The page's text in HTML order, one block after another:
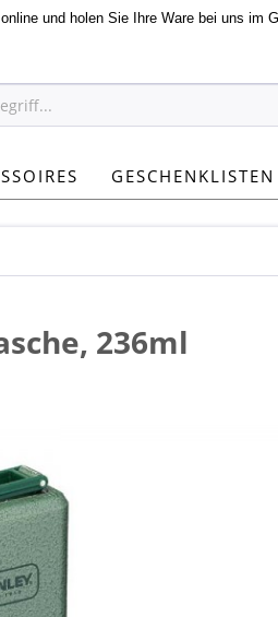
und holen Sie Ihre Ware bei uns im
GESCHENKLISTEN
236ml